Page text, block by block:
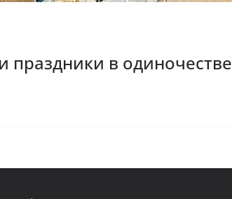
праздники в одиночестве